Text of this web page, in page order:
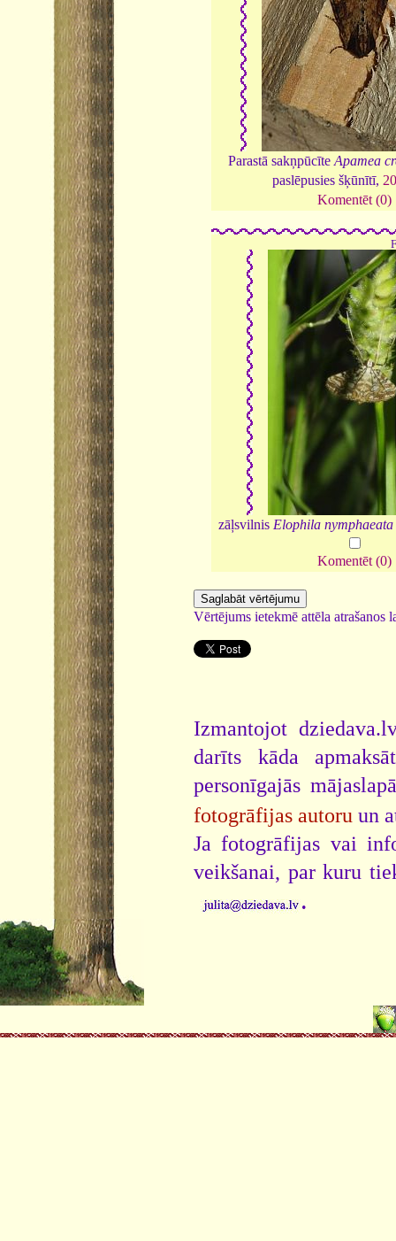
Parastā sakņpūcīte Apamea
paslēpusies šķūnītī,
Komentēt (0)
zāļsvilnis Elophila nymphaeata
Komentēt (0)
Vērtējums ietekmē attēla atrašanos
Izmantojot
darīts kāda
personīgajās
fotogrāfijas autoru un
Ja fotogrāfijas vai
veikšanai, par kuru
.